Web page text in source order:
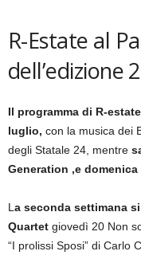
R-Estate al
dell’edizione
Il programma di R-
luglio, con la musica dei
degli Statale 24, mentre
Generation ,e domenica
La seconda settimana
Quartet giovedì 20 Non
“I prolissi Sposi” di Carlo